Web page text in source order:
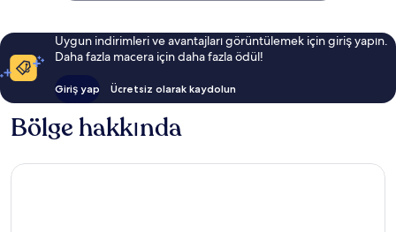
Uygun indirimleri ve avantajları görüntülemek için giriş yapın.
Daha fazla macera için daha fazla ödül!
Giriş yap Ücretsiz olarak kaydolun
Bölge hakkında